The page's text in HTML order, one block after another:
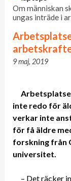
Om människan
ungas inträde i
9 maj, 2019
inte redo för
verkar inte
för få äldre
forskning från
universitet.
– Det räcker